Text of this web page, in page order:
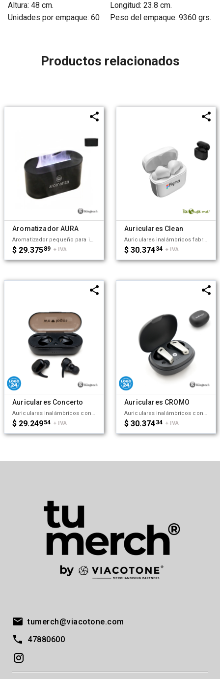
Altura: 48 cm.
Longitud: 23.8 cm.
Unidades por empaque: 60
Peso del empaque: 9360 grs.
Productos relacionados
Aromatizador AURA
Aromatizador pequeño para interiores. Hecho a base de ABS y PP. Ideal para colocar en espacios cerrados y mantener un agradable aroma en el lugar. Kingtech.
$ 29.37589 + IVA
Auriculares Clean
Auriculares inalámbricos fabricados en ABS reciclado. Cada auricular cuenta con un botón touch que permite contestar y finalizar llamadas, reproducir y pausar música, cambiar a la siguiente o anterior canción. Tienen tecnología Bluetooth 5.3, una duración de batería de aproximadamente 5 horas y un estuche de carga de 200 mAh, el cual se carga a través de un cable usb c. Los auriculares cuentan con almohadillas de diferentes tamaños, y viene dentro de una caja de cartón junto a su manual de instrucciones y cable cargador. Dimensiones: 5 x 4,8x 2,5 cm. Incluye Gift Box confeccionada en cartulina Kraft. ReUseMe.
$ 30.37434 + IVA
Auriculares Concerto
$ 29.24954 + IVA
Auriculares CROMO
$ 30.37434 + IVA
tumerch@viacotone.com
47880600